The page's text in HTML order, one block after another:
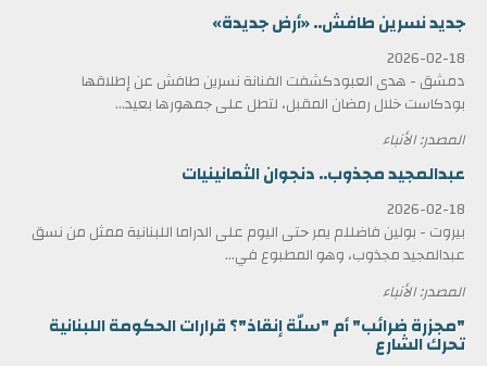
جديد نسرين طافش.. «أرض جديدة»
2026-02-18
دمشق - هدى العبودكشفت الفنانة نسرين طافش عن إطلاقها
بودكاست خلال رمضان المقبل، لتطل على جمهورها بعيد...
المصدر: الأنباء
عبدالمجيد مجذوب.. دنجوان الثمانينيات
2026-02-18
بيروت - بولين فاضللم يمر حتى اليوم على الدراما اللبنانية ممثل من نسق
عبدالمجيد مجذوب، وهو المطبوع في...
المصدر: الأنباء
"مجزرة ضرائب" أم "سلّة إنقاذ"؟ قرارات الحكومة اللبنانية
تحرك الشارع